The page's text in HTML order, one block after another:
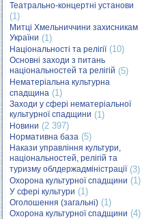
Театрально-концертні установи
(1)
Митці Хмельниччини захисникам
України (1)
Національності та релігії(10)
Основні заходи з питань
національностей та релігій (5)
Нематеріальна культурна
спадщина (1)
Заходи у сфері нематеріальної
культурної спадщини (1)
Новини (2 397)
Нормативна база (5)
Накази управління культури,
національностей, релігій та
туризму облдержадміністрації(3)
Охорона культурної спадщини (1)
У сфері культури (1)
Оголошення (загальні) (1)
Охорона культурної спадщини (4)